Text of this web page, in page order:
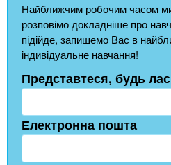
Найближчим робочим часом
розповімо докладніше про
підійде, запишемо Вас в
індивідуальне навчання!
Представтеся, будь
Електронна пошта